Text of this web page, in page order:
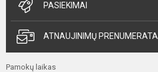
PASIEKIMAI
ATNAUJINIMŲ PRENUMERATA
Pamokų laikas